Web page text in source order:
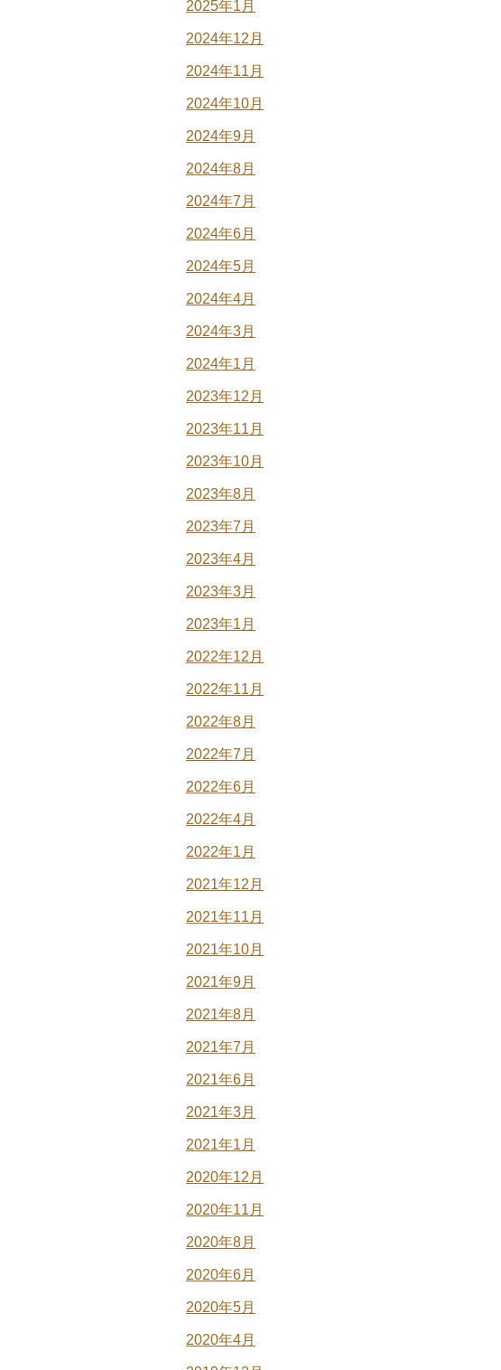
2025年1月
2024年12月
2024年11月
2024年10月
2024年9月
2024年8月
2024年7月
2024年6月
2024年5月
2024年4月
2024年3月
2024年1月
2023年12月
2023年11月
2023年10月
2023年8月
2023年7月
2023年4月
2023年3月
2023年1月
2022年12月
2022年11月
2022年8月
2022年7月
2022年6月
2022年4月
2022年1月
2021年12月
2021年11月
2021年10月
2021年9月
2021年8月
2021年7月
2021年6月
2021年3月
2021年1月
2020年12月
2020年11月
2020年8月
2020年6月
2020年5月
2020年4月